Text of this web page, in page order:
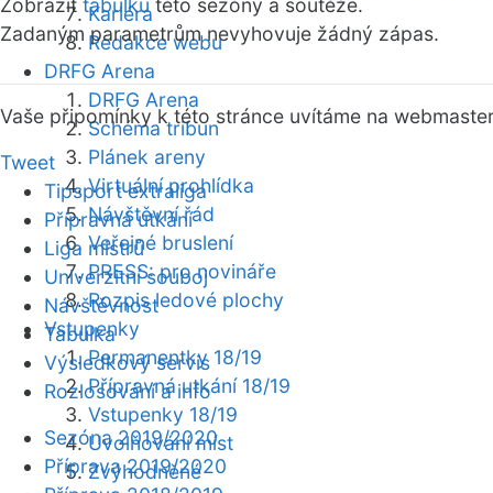
Kariéra
Redakce webu
DRFG Arena
DRFG Arena
Schéma tribun
Plánek areny
Virtuální prohlídka
Návštěvní řád
Veřejné bruslení
PRESS: pro novináře
Rozpis ledové plochy
Vstupenky
Permanentky 18/19
Přípravná utkání 18/19
Vstupenky 18/19
Uvolňování míst
Zvýhodněné
Zobrazit tabulku této sezóny a soutěže.
Zadaným parametrům nevyhovuje žádný zápas.
Vaše připomínky k této stránce uvítáme na webmaster
Tweet
Tipsport extraliga
Přípravná utkání
Liga mistrů
Univerzitní souboj
Návštěvnost
Tabulka
Výsledkový servis
Rozlosování a info
Sezóna 2019/2020
Příprava 2019/2020